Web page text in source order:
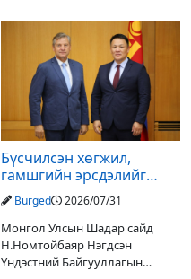
оруулагчдад худалдах
төслөөсөө татгалзахаар
шийдвэрлэснээ ФИФА-гийн
ерөнхийлөгч Жанни
Бүсчилсэн хөгжил,
гамшгийн эрсдэлийг
бууруулах чиглэлээр
НҮБ-тай хамтын
ажиллагаагаа
өргөжүүлэхээр санал
солилцлоо
Burged 2026/07/31
Монгол Улсын Шадар сайд
Н.Номтойбаяр Нэгдсэн
Үндэстний Байгууллагын